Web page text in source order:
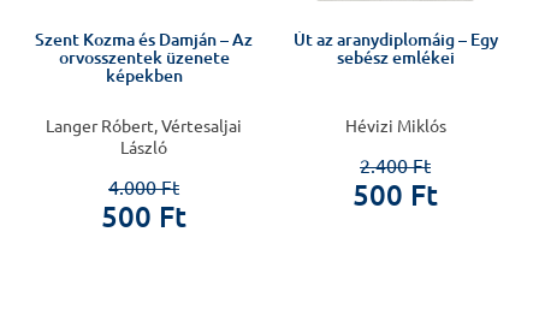
Szent Kozma és Damján – Az
orvosszentek üzenete
képekben
Langer Róbert, Vértesaljai
László
4.000 Ft
500 Ft
Út az aranydiplomáig – Egy
sebész emlékei
Hévizi Miklós
2.400 Ft
500 Ft